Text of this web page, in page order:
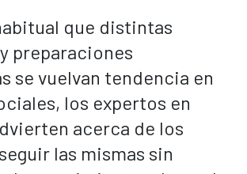
que distintas
preparaciones
se vuelvan tendencia en
los expertos en
acerca de los
las mismas sin